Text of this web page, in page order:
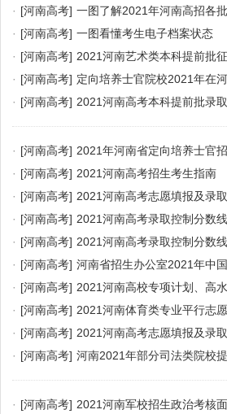
· [河南高考] 一图了解2021年河南高招各
· [河南高考] 一图看懂考生电子档案状态
· [河南高考] 2021河南艺术类本科提前批
· [河南高考] 定向培养士官院校2021年在
· [河南高考] 2021河南高考本科提前批录
· [河南高考] 2021年河南省定向培养士官
· [河南高考] 2021河南高考招生考生指南
· [河南高考] 2021河南高考志愿填报及录
· [河南高考] 2021河南高考录取控制分数
· [河南高考] 2021河南高考录取控制分数
· [河南高考] 河南省招生办公室2021年中
· [河南高考] 2021河南高校专项计划、高
· [河南高考] 2021河南体育类专业平行志
· [河南高考] 2021河南高考志愿填报及录
· [河南高考] 河南2021年部分司法类院校
· [河南高考] 2021河南军校招生政治考核